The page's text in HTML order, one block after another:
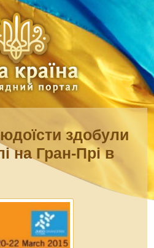
здобули
на Гран-Прі в